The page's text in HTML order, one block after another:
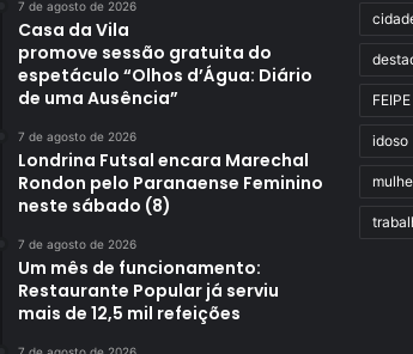
7 de agosto de 2026
Casa da Vila
promove sessão gratuita do
espetáculo “Olhos d’Água: Diário
de uma Ausência”
7 de agosto de 2026
Londrina Futsal encara Marechal
Rondon pelo Paranaense Feminino
neste sábado (8)
7 de agosto de 2026
Um mês de funcionamento:
Restaurante Popular já serviu
mais de 12,5 mil refeições
FEIPE
idoso